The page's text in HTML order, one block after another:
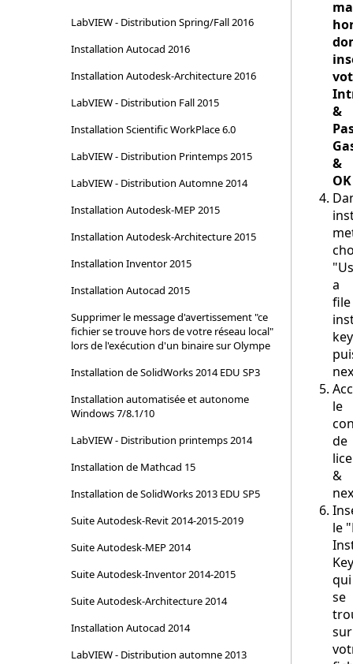
LabVIEW - Distribution Spring/Fall 2016
Installation Autocad 2016
Installation Autodesk-Architecture 2016
LabVIEW - Distribution Fall 2015
Installation Scientific WorkPlace 6.0
LabVIEW - Distribution Printemps 2015
LabVIEW - Distribution Automne 2014
Installation Autodesk-MEP 2015
Installation Autodesk-Architecture 2015
Installation Inventor 2015
Installation Autocad 2015
Supprimer le message d'avertissement "ce
fichier se trouve hors de votre réseau local"
lors de l'exécution d'un binaire sur Olympe
Installation de SolidWorks 2014 EDU SP3
Installation automatisée et autonome
Windows 7/8.1/10
LabVIEW - Distribution printemps 2014
Installation de Mathcad 15
Installation de SolidWorks 2013 EDU SP5
Suite Autodesk-Revit 2014-2015-2019
Suite Autodesk-MEP 2014
Suite Autodesk-Inventor 2014-2015
Suite Autodesk-Architecture 2014
Installation Autocad 2014
LabVIEW - Distribution automne 2013
&
&
OK
a
file
le
de
&
le
qui
se
sur